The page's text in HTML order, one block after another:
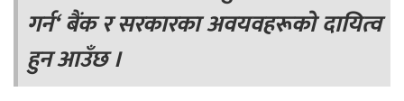
गर्न‘ बैंक र सरकारका अवयवहरूको दायित्व
हुन आउँछ ।